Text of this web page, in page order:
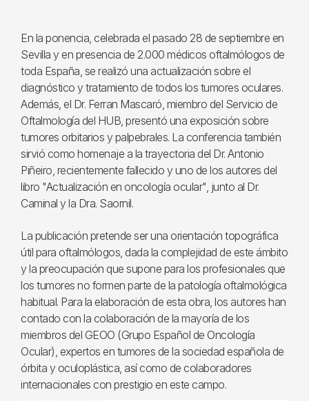
En la ponencia, celebrada el pasado 28 de septiembre en
Sevilla y en presencia de 2.000 médicos oftalmólogos de
toda España, se realizó una actualización sobre el
diagnóstico y tratamiento de todos los tumores oculares.
Además, el Dr. Ferran Mascaró, miembro del Servicio de
Oftalmología del HUB, presentó una exposición sobre
tumores orbitarios y palpebrales. La conferencia también
sirvió como homenaje a la trayectoria del Dr. Antonio
Piñeiro, recientemente fallecido y uno de los autores del
libro "Actualización en oncología ocular", junto al Dr.
Caminal y la Dra. Saornil.
La publicación pretende ser una orientación topográfica
útil para oftalmólogos, dada la complejidad de este ámbito
y la preocupación que supone para los profesionales que
los tumores no formen parte de la patología oftalmológica
habitual. Para la elaboración de esta obra, los autores han
contado con la colaboración de la mayoría de los
miembros del GEOO (Grupo Español de Oncología
Ocular), expertos en tumores de la sociedad española de
órbita y oculoplástica, así como de colaboradores
internacionales con prestigio en este campo.